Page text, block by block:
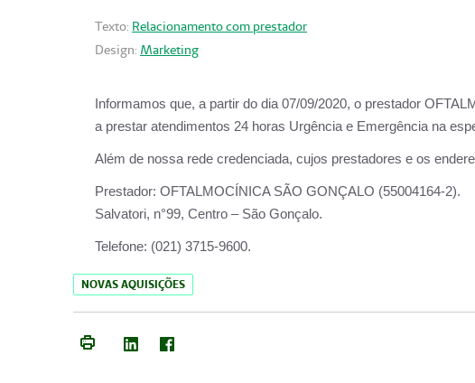
Texto: Relacionamento com prestador
Design: Marketing
Informamos que, a partir do dia 07/09/2020, o prestador
a prestar atendimentos 24 horas Urgência e Emergência na
Além de nossa rede credenciada, cujos prestadores e os
Prestador: OFTALMOCÍNICA SÃO
Salvatori, n°99, Centro – São Gonçalo.
Telefone: (021) 3715-9600.
NOVAS AQUISIÇÕES